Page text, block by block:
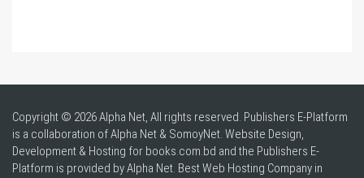
Copyright © 2026 Alpha Net, All rights reserved. Publishers E-Platform
is a collaboration of Alpha Net & SomoyNet. Website Design,
Development & Hosting for books.com.bd and the Publishers E-
Platform is provided by Alpha Net. BestWeb Hosting Company in